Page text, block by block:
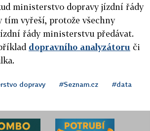
ministerstvo dopravy jízdní řády
vyřeší, protože všechny
řády ministerstvu předávat.
dopravního analyzátoru či
dopravy #Seznam.cz #data